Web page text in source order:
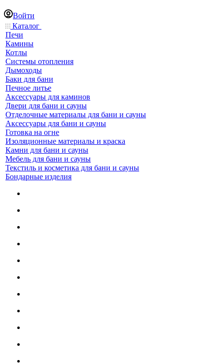
Войти
Каталог
Печи
Камины
Котлы
Системы отопления
Дымоходы
Баки для бани
Печное литье
Аксессуары для каминов
Двери для бани и сауны
Отделочные материалы для бани и сауны
Аксессуары для бани и сауны
Готовка на огне
Изоляционные материалы и краска
Камни для бани и сауны
Мебель для бани и сауны
Текстиль и косметика для бани и сауны
Бондарные изделия